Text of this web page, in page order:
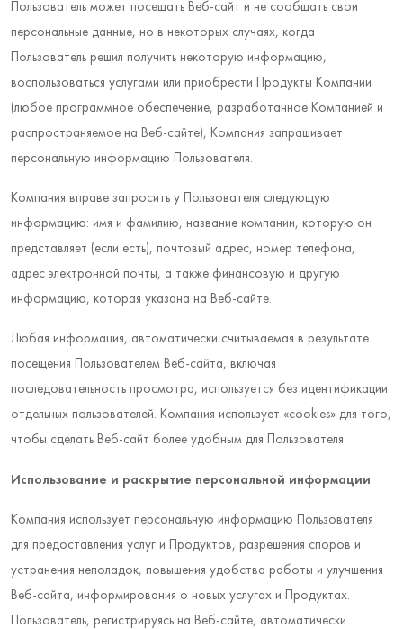
Пользователь может посещать Веб-сайт и не сообщать свои
персональные данные, но в некоторых случаях, когда
Пользователь решил получить некоторую информацию,
воспользоваться услугами или приобрести Продукты Компании
(любое программное обеспечение, разработанное Компанией и
распространяемое на Веб-сайте), Компания запрашивает
персональную информацию Пользователя.
Компания вправе запросить у Пользователя следующую
информацию: имя и фамилию, название компании, которую он
представляет (если есть), почтовый адрес, номер телефона,
адрес электронной почты, а также финансовую и другую
информацию, которая указана на Веб-сайте.
Любая информация, автоматически считываемая в результате
посещения Пользователем Веб-сайта, включая
последовательность просмотра, используется без идентификации
отдельных пользователей. Компания использует «cookies» для того,
чтобы сделать Веб-сайт более удобным для Пользователя.
Использование и раскрытие персональной информации
Компания использует персональную информацию Пользователя
для предоставления услуг и Продуктов, разрешения споров и
устранения неполадок, повышения удобства работы и улучшения
Веб-сайта, информирования о новых услугах и Продуктах.
Пользователь, регистрируясь на Веб-сайте, автоматически